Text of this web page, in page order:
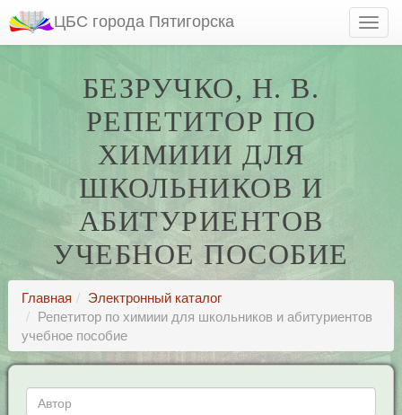
ЦБС города Пятигорска
БЕЗРУЧКО, Н. В.
РЕПЕТИТОР ПО
ХИМИИИ ДЛЯ
ШКОЛЬНИКОВ И
АБИТУРИЕНТОВ
УЧЕБНОЕ ПОСОБИЕ
Главная
Электронный каталог
Репетитор по химиии для школьников и абитуриентов
учебное пособие